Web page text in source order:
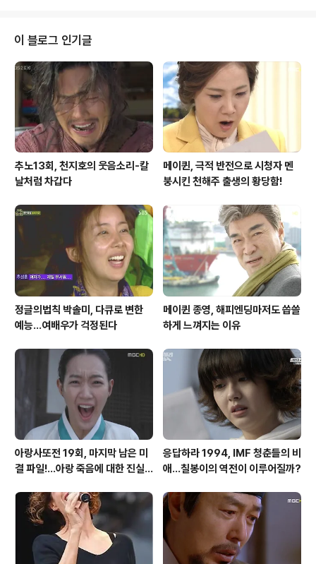
동하는 데에는 자동차가 없다 하더라도 그리 큰 문제는 없
다. 멀리 나가지 않더라도 가까운 서울 도심에서 가을을 만
끽할 수 있는 곳은 의외로 많다. 그중 하나가 일산으로 가는
길목에 위치한 하늘공원이 대표적이다. 가을이면 억새숲이
장관을 이루고 캠핑을 할 수도 있어서 찾는 이들이 많다. 좀
더 가까운 곳으로 눈을 돌려보면 가..
이 블로그 인기글
추노13회, 천지호의 웃음소리-칼
날처럼 차갑다
메이퀸, 극적 반전으로 시청자 멘
붕시킨 천해주 출생의 황당함!
정글의법칙 박솔미, 다큐로 변한
예능...여배우가 걱정된다
메이퀸 종영, 해피엔딩마저도 씁쓸
하게 느껴지는 이유
아랑사또전 19회, 마지막 남은 미
결 파일!...아랑 죽음에 대한 진실
응답하라 1994, IMF 청춘들의 비
애...칠봉이의 역전이 이루어질까?